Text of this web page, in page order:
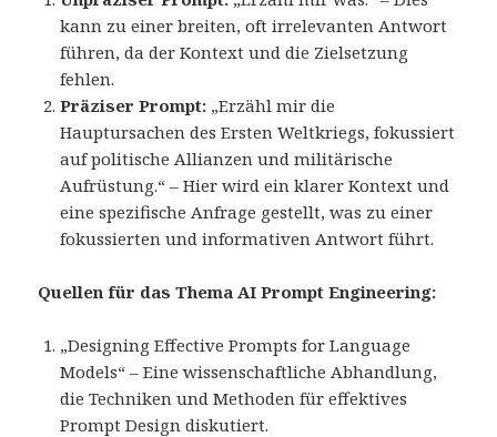
kann zu einer breiten, oft irrelevanten Antwort
führen, da der Kontext und die Zielsetzung
fehlen.
Präziser Prompt: „Erzähl mir die
Hauptursachen des Ersten Weltkriegs, fokussiert
auf politische Allianzen und militärische
Aufrüstung.“ – Hier wird ein klarer Kontext und
eine spezifische Anfrage gestellt, was zu einer
fokussierten und informativen Antwort führt.
Quellen für das Thema AI Prompt Engineering:
„Designing Effective Prompts for Language
Models“ – Eine wissenschaftliche Abhandlung,
die Techniken und Methoden für effektives
Prompt Design diskutiert.